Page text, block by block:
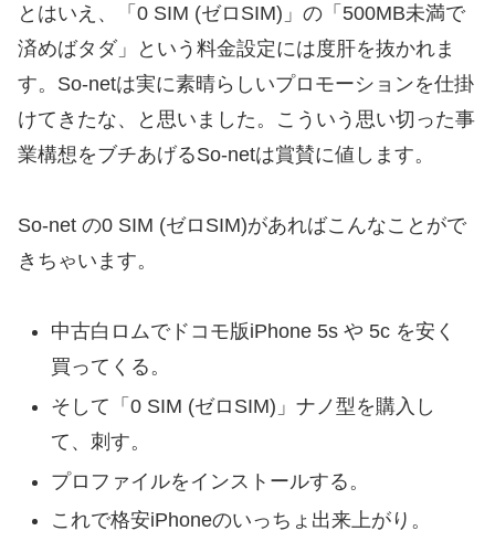
とはいえ、「0 SIM (ゼロSIM)」の「500MB未満で
済めばタダ」という料金設定には度肝を抜かれま
す。So-netは実に素晴らしいプロモーションを仕掛
けてきたな、と思いました。こういう思い切った事
業構想をブチあげるSo-netは賞賛に値します。
So-net の0 SIM (ゼロSIM)があればこんなことがで
きちゃいます。
中古白ロムでドコモ版iPhone 5s や 5c を安く
買ってくる。
そして「0 SIM (ゼロSIM)」ナノ型を購入し
て、刺す。
プロファイルをインストールする。
これで格安iPhoneのいっちょ出来上がり。